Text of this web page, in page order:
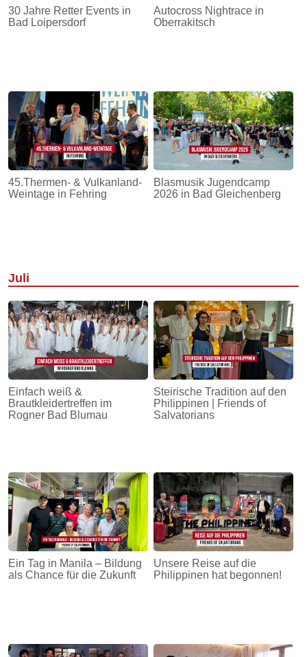
30 Jahre Retter Events in
Bad Loipersdorf
Autocross Nightrace in
Oberrakitsch
45.Thermen- & Vulkanland-
Weintage in Fehring
Blasmusik Jugendcamp
2026 in Bad Gleichenberg
Juli
Einfach weiß &
Brautkleidertreffen im
Rogner Bad Blumau
Steirische Tradition auf den
Philippinen | Friends of
Salvatorians
Ein Tag in Manila – Bildung
als Chance für die Zukunft
Unsere Reise auf die
Philippinen hat begonnen!